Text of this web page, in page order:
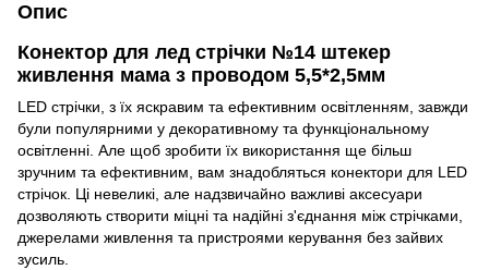
Опис
Конектор для лед стрічки №14 штекер
живлення мама з проводом 5,5*2,5мм
LED стрічки, з їх яскравим та ефективним освітленням, завжди
були популярними у декоративному та функціональному
освітленні. Але щоб зробити їх використання ще більш
зручним та ефективним, вам знадобляться конектори для LED
стрічок. Ці невеликі, але надзвичайно важливі аксесуари
дозволяють створити міцні та надійні з'єднання між стрічками,
джерелами живлення та пристроями керування без зайвих
зусиль.